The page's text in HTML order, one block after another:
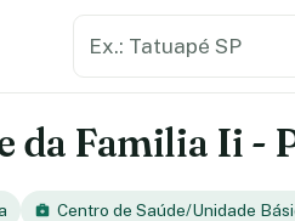
da Familia Ii -
Centro de Saúde/Unidade